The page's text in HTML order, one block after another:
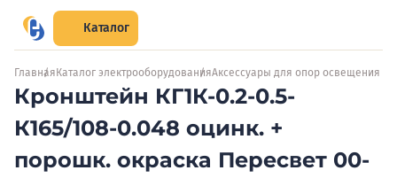
Каталог
Главная Каталог электрооборудованияАксессуары для опор освещения
Кронштейн КГ1К-0.2-0.5-
К165/108-0.048 оцинк. +
порошк. окраска Пересвет 00-